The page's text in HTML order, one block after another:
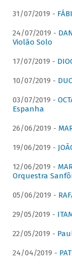
31/07/2019 -
24/07/2019 -
Violão Solo
17/07/2019 -
10/07/2019 -
03/07/2019 -
Espanha
26/06/2019 -
19/06/2019 -
12/06/2019 -
Orquestra
05/06/2019 -
29/05/2019 -
22/05/2019 -
24/04/2019 -